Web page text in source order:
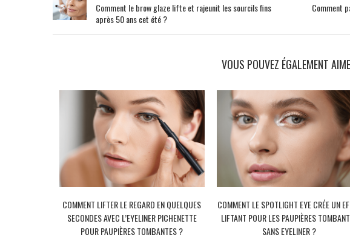
Comment le brow glaze lifte et rajeunit les sourcils fins
après 50 ans cet été ?
Comment
VOUS POUVEZ ÉGALEMENT
COMMENT LIFTER LE REGARD EN QUELQUES
SECONDES AVEC L’EYELINER PICHENETTE
POUR PAUPIÈRES TOMBANTES ?
COMMENT LE SPOTLIGHT EYE CRÉE UN
LIFTANT POUR LES PAUPIÈRES
SANS EYELINER ?